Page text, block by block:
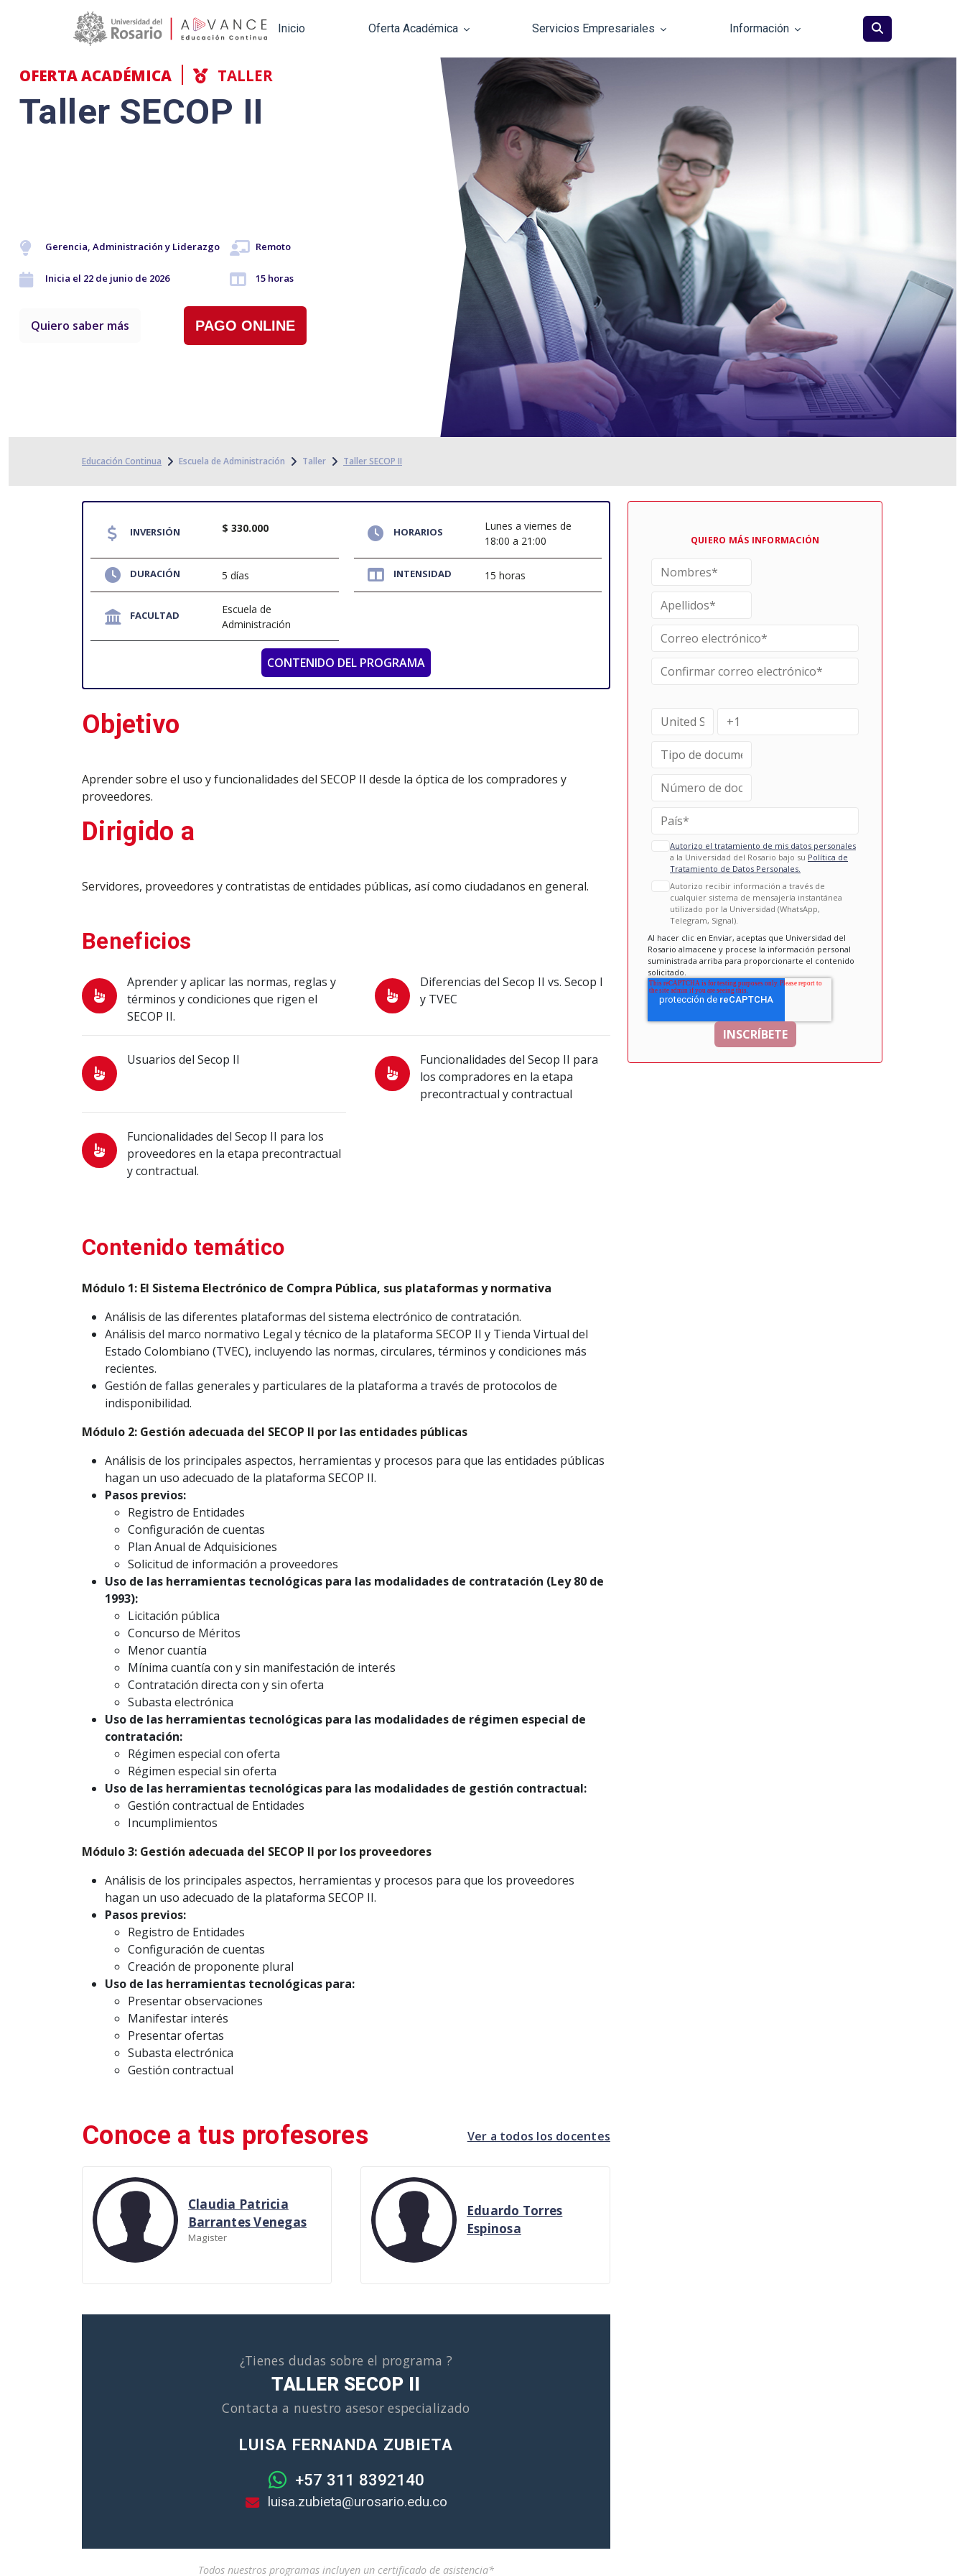
Pasar al contenido principal
Main navigation
Inicio Oferta Académica Servicios Empresariales Información
OFERTA ACADÉMICA TALLER
Taller SECOP II
Gerencia, Administración y Liderazgo Remoto
Inicia el 22 de junio de 2026 15 horas
Quiero saber más PAGO ONLINE
Educación Continua Escuela de Administración Taller Taller SECOP II
INVERSIÓN $ 330.000 HORARIOS
Lunes a viernes de
18:00 a 21:00
DURACIÓN 5 días INTENSIDAD 15 horas
FACULTAD
Escuela de
Administración
CONTENIDO DEL PROGRAMA
Objetivo
Aprender sobre el uso y funcionalidades del SECOP II desde la óptica de los compradores y
proveedores.
Dirigido a
Servidores, proveedores y contratistas de entidades públicas, así como ciudadanos en general.
Beneficios
Aprender y aplicar las normas, reglas y
términos y condiciones que rigen el
SECOP II.
Diferencias del Secop II vs. Secop I
y TVEC
Usuarios del Secop II
Funcionalidades del Secop II para
los compradores en la etapa
precontractual y contractual
Funcionalidades del Secop II para los
proveedores en la etapa precontractual
y contractual.
Contenido temático
Módulo 1: El Sistema Electrónico de Compra Pública, sus plataformas y normativa
Análisis de las diferentes plataformas del sistema electrónico de contratación.
Análisis del marco normativo Legal y técnico de la plataforma SECOP II y Tienda Virtual del
Estado Colombiano (TVEC), incluyendo las normas, circulares, términos y condiciones más
recientes.
Gestión de fallas generales y particulares de la plataforma a través de protocolos de
indisponibilidad.
Módulo 2: Gestión adecuada del SECOP II por las entidades públicas
Análisis de los principales aspectos, herramientas y procesos para que las entidades públicas
hagan un uso adecuado de la plataforma SECOP II.
Pasos previos:
Registro de Entidades
Configuración de cuentas
Plan Anual de Adquisiciones
Solicitud de información a proveedores
Uso de las herramientas tecnológicas para las modalidades de contratación (Ley 80 de
1993):
Licitación pública
Concurso de Méritos
Menor cuantía
Mínima cuantía con y sin manifestación de interés
Contratación directa con y sin oferta
Subasta electrónica
Uso de las herramientas tecnológicas para las modalidades de régimen especial de
contratación:
Régimen especial con oferta
Régimen especial sin oferta
Uso de las herramientas tecnológicas para las modalidades de gestión contractual:
Gestión contractual de Entidades
Incumplimientos
Módulo 3: Gestión adecuada del SECOP II por los proveedores
Análisis de los principales aspectos, herramientas y procesos para que los proveedores
hagan un uso adecuado de la plataforma SECOP II.
Pasos previos:
Registro de Entidades
Configuración de cuentas
Creación de proponente plural
Uso de las herramientas tecnológicas para:
Presentar observaciones
Manifestar interés
Presentar ofertas
Subasta electrónica
Gestión contractual
Conoce a tus profesores
Claudia Patricia
Barrantes Venegas
Magister
Eduardo Torres
Espinosa
Ver a todos los docentes
¿Tienes dudas sobre el programa ?
TALLER SECOP II
Contacta a nuestro asesor especializado
LUISA FERNANDA ZUBIETA
+57 311 8392140
luisa.zubieta@urosario.edu.co
Todos nuestros programas incluyen un certificado de asistencia*
QUIERO MÁS INFORMACIÓN
Autorizo el tratamiento de mis datos personales
a la Universidad del Rosario bajo su Política de
Tratamiento de Datos Personales.
Autorizo recibir información a través de
cualquier sistema de mensajería instantánea
utilizado por la Universidad (WhatsApp,
Telegram, Signal).
Al hacer clic en Enviar, aceptas que Universidad del
Rosario almacene y procese la información personal
suministrada arriba para proporcionarte el contenido
solicitado.